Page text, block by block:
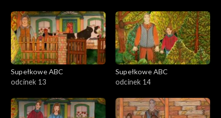
Supełkowe ABC
odcinek 13
Supełkowe ABC
odcinek 14